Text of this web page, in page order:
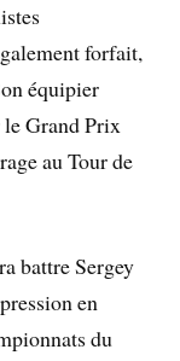
forfait,
équipier
le Grand Prix
au Tour de
battre Sergey
en
du